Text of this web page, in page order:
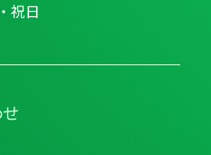
祝日